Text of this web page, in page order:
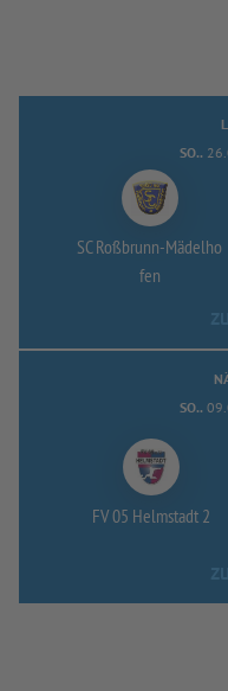
SO..
SC Roßbrunn-Mädelho
fen
SO..
FV 05 Helmstadt 2